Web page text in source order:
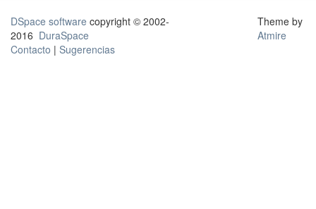
DSpace software copyright © 2002-
2016 DuraSpace
Contacto | Sugerencias
Theme by
Atmire